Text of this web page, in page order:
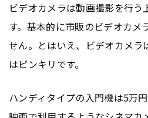
ビデオカメラは動画撮影を行う
す。基本的に市販のビデオカメ
せん。とはいえ、ビデオカメラ
はピンキリです。
ハンディタイプの入門機は5万